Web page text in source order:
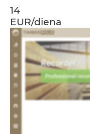
14
EUR/diena